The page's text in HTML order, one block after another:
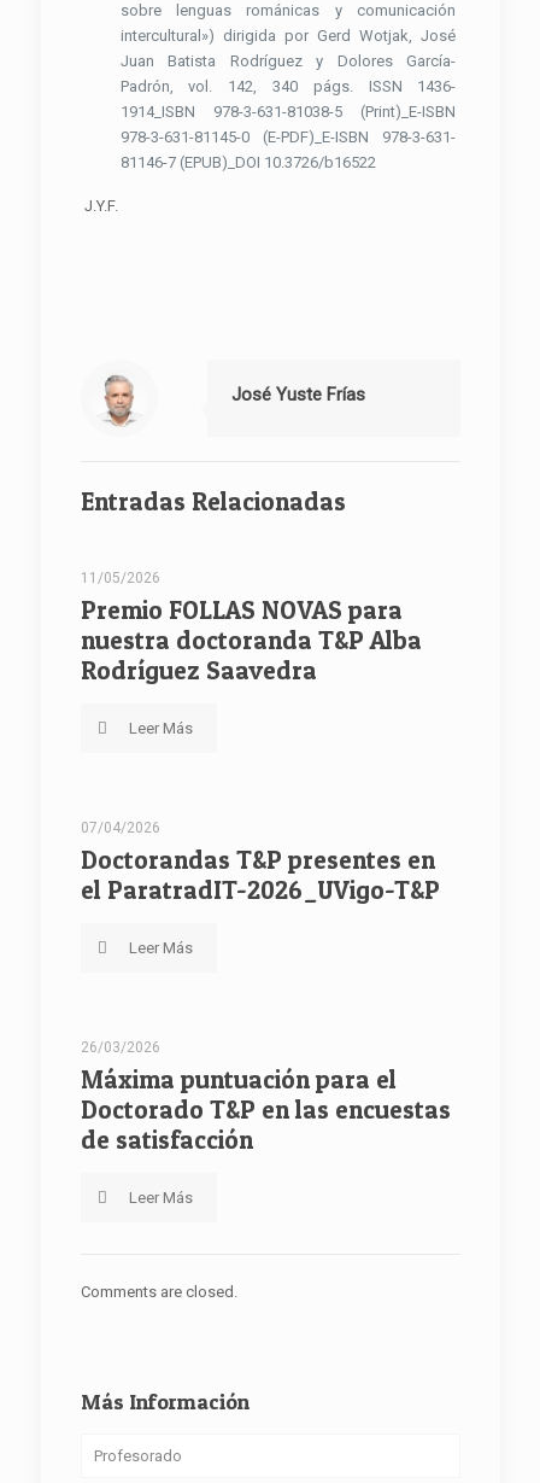
sobre lenguas románicas y comunicación
intercultural») dirigida por Gerd Wotjak, José
Juan Batista Rodríguez y Dolores García-
Padrón, vol. 142, 340 págs. ISSN 1436-
1914_ISBN 978-3-631-81038-5 (Print)_E-ISBN
978-3-631-81145-0 (E-PDF)_E-ISBN 978-3-631-
81146-7 (EPUB)_DOI 10.3726/b16522
J.Y.F.
José Yuste Frías
Entradas Relacionadas
11/05/2026
Premio FOLLAS NOVAS para
nuestra doctoranda T&P Alba
Rodríguez Saavedra
Leer Más
07/04/2026
Doctorandas T&P presentes en
el ParatradIT-2026_UVigo-T&P
Leer Más
26/03/2026
Máxima puntuación para el
Doctorado T&P en las encuestas
de satisfacción
Leer Más
Comments are closed.
Más Información
Profesorado